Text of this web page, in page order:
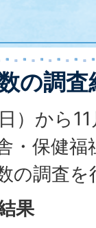
の調査
）から
・保健
の調査
果